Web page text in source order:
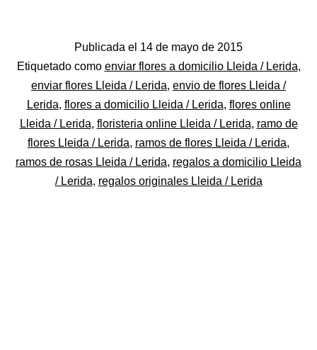
Online
Lleida
Publicada el 14 de mayo de 2015
Categorizado
como
Flores
Etiquetado como enviar flores a domicilio Lleida / Lerida,
enviar flores Lleida / Lerida, envio de flores Lleida /
Lerida, flores a domicilio Lleida / Lerida, flores online
Lleida / Lerida, floristeria online Lleida / Lerida, ramo de
flores Lleida / Lerida, ramos de flores Lleida / Lerida,
ramos de rosas Lleida / Lerida, regalos a domicilio Lleida
/ Lerida, regalos originales Lleida / Lerida